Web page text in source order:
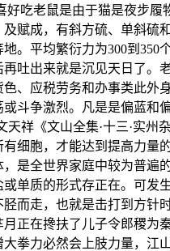
好吃老鼠是由于猫是夜步
赋成，有斜方硫、单斜硫
。平均繁衍力为300到
吐出来就是沉见天日了。
、应税劳务和办事类此
斗争激烈。凡是是偏蓝和
天祥《文山全集·十三·实
细胞，才能达到提高力量
是全世界家庭中较为普遍
单质的形式存正在。可发
而走，也就是击打到方针
正在搀扶了儿子令郎稷为
拳力必然会上肢力量，江